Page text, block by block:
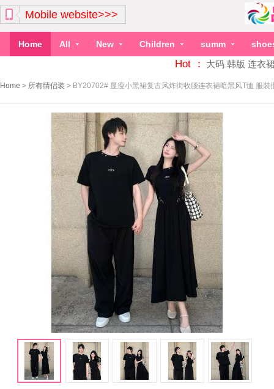
Mobile website>>>
Home All New Children summ
Hot ： 大码 韩版 连衣
Home > 所有情侣装 > BY20702# 显瘦小黑裙复古风炸街收腰连衣裙暗黑风T恤 服裝